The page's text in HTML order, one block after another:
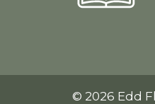
© 2026 Edd